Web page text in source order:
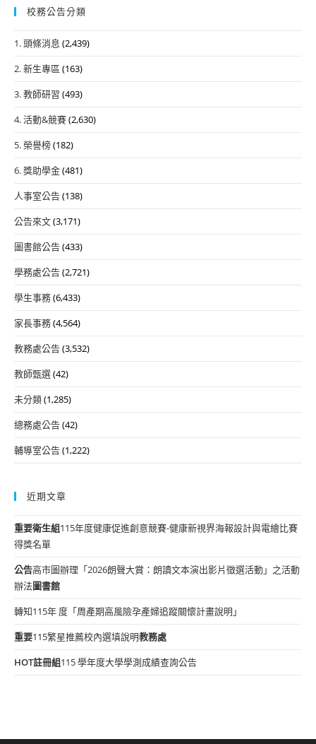
校務公告分類
1. 頭條消息 (2,439)
2. 新生專區 (163)
3. 教師研習 (493)
4. 活動&競賽(2,630)
5. 榮譽榜(182)
6. 獎助學金(481)
人事室公告(138)
公告來文(3,171)
圖書館公告(433)
學務處公告(2,721)
學生事務(6,433)
家長事務(4,564)
教務處公告(3,532)
教師甄選(42)
未分類(1,285)
總務處公告(42)
輔導室公告(1,222)
近期文章
重要衛生組115年度健康促進創意競賽-健康新視界海報設計與電繪比賽
得獎名單
公告高市圖辦理「2026朗聲大賞：朗讀文本演出影片徵選活動」之活動
辦法圖書館
轉知115年 度「周產期高風險孕產婦追蹤關懷計畫說明」
重要115繁星推薦校內選填說明教務處
HOT註冊組115 學年度大學學測成績查詢公告